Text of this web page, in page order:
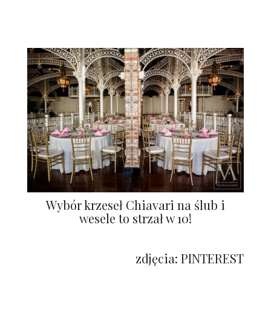
Wybór krzeseł Chiavari na ślub i
wesele to strzał w 10!
zdjęcia: PINTEREST